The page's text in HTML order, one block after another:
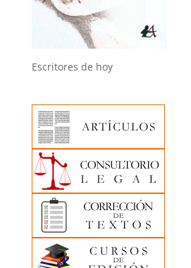
Escritores de hoy